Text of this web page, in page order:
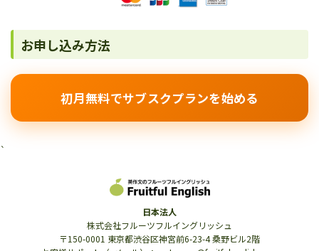
お申し込み方法
初月無料でサブスクプランを始める
`
日本法人
株式会社フルーツフルイングリッシュ
〒150-0001 東京都渋谷区神宮前6-23-4 桑野ビル2階